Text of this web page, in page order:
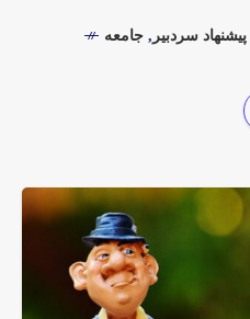
پیشنهاد سردبیر , جامعه